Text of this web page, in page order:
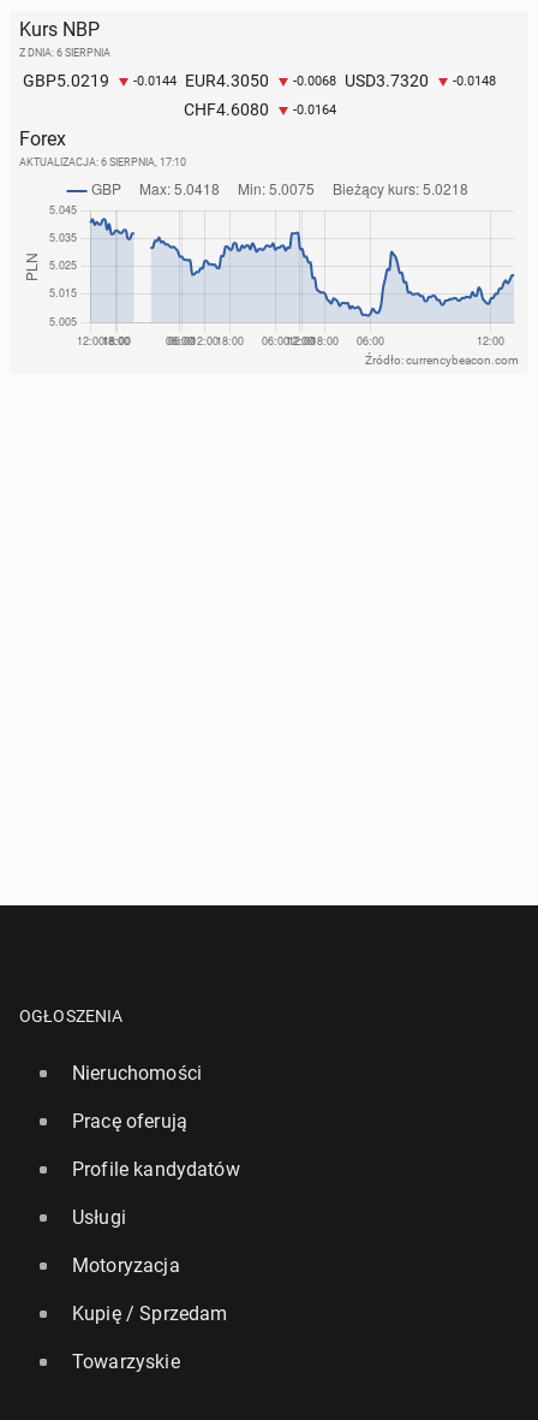
Kurs NBP
Z DNIA: 6 SIERPNIA
GBP5.0219 -0.0144 EUR4.3050 -0.0068 USD3.7320 -0.0148
CHF4.6080 -0.0164
Forex
AKTUALIZACJA: 6 SIERPNIA, 17:10
Źródło: currencybeacon.com
OGŁOSZENIA
Nieruchomości
Pracę oferują
Profile kandydatów
Usługi
Motoryzacja
Kupię / Sprzedam
Towarzyskie